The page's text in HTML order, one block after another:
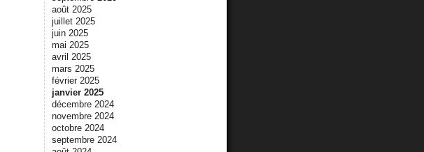
août 2025
juillet 2025
juin 2025
mai 2025
avril 2025
mars 2025
février 2025
janvier 2025
décembre 2024
novembre 2024
octobre 2024
septembre 2024